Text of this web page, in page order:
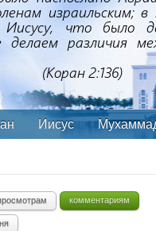
Иисус
комментариям